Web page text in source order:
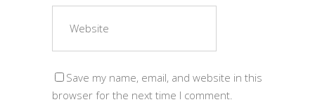
Save my name, email, and website in this
browser for the next time I comment.